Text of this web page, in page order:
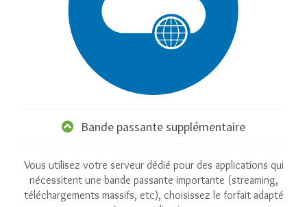
Bande passante supplémentaire
Vous utilisez votre serveur dédié pour des applications qui
nécessitent une bande passante importante (streaming,
téléchargements massifs, etc), choisissez le forfait adapté